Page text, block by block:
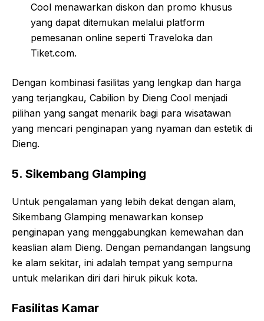
Cool menawarkan diskon dan promo khusus
yang dapat ditemukan melalui platform
pemesanan online seperti Traveloka dan
Tiket.com.
Dengan kombinasi fasilitas yang lengkap dan harga
yang terjangkau, Cabilion by Dieng Cool menjadi
pilihan yang sangat menarik bagi para wisatawan
yang mencari penginapan yang nyaman dan estetik di
Dieng.
5. Sikembang Glamping
Untuk pengalaman yang lebih dekat dengan alam,
Sikembang Glamping menawarkan konsep
penginapan yang menggabungkan kemewahan dan
keaslian alam Dieng. Dengan pemandangan langsung
ke alam sekitar, ini adalah tempat yang sempurna
untuk melarikan diri dari hiruk pikuk kota.
Fasilitas Kamar